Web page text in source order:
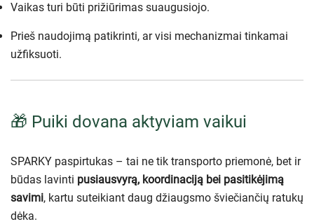
Vaikas turi būti prižiūrimas suaugusiojo.
Prieš naudojimą patikrinti, ar visi mechanizmai tinkamai
užfiksuoti.
🎁 Puiki dovana aktyviam vaikui
SPARKY paspirtukas – tai ne tik transporto priemonė, bet ir
būdas lavinti pusiausvyrą, koordinaciją bei pasitikėjimą
savimi, kartu suteikiant daug džiaugsmo šviečiančių ratukų
dėka.